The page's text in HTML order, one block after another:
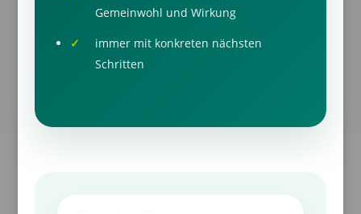
Gemeinwohl und Wirkung
immer mit konkreten nächsten
Schritten